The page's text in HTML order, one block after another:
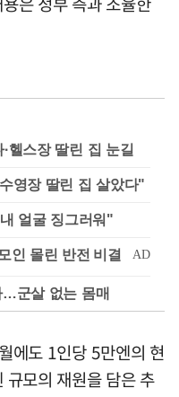
헬스장 딸린 집 눈길
영장 딸린 집 살았다"
얼굴 징그러워"
…군살 없는 몸매
에도 1인당 5만엔의 현
규모의 재원을 담은 추